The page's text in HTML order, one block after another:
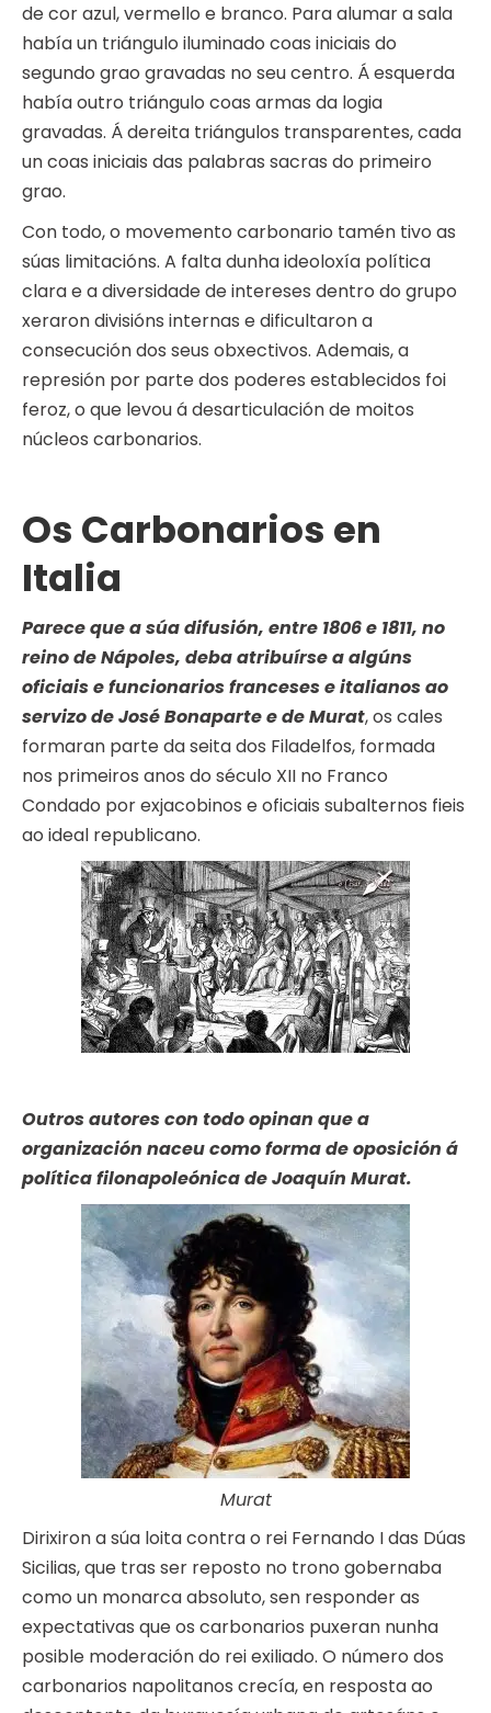
de cor azul, vermello e branco. Para alumar a sala
había un triángulo iluminado coas iniciais do
segundo grao gravadas no seu centro. Á esquerda
había outro triángulo coas armas da logia
gravadas. Á dereita triángulos transparentes, cada
un coas iniciais das palabras sacras do primeiro
grao.
Con todo, o movemento carbonario tamén tivo as
súas limitacións. A falta dunha ideoloxía política
clara e a diversidade de intereses dentro do grupo
xeraron divisións internas e dificultaron a
consecución dos seus obxectivos. Ademais, a
represión por parte dos poderes establecidos foi
feroz, o que levou á desarticulación de moitos
núcleos carbonarios.
Os Carbonarios en
Italia
Parece que a súa difusión, entre 1806 e 1811, no
reino de Nápoles, deba atribuírse a algúns
oficiais e funcionarios franceses e italianos ao
servizo de José Bonaparte e de Murat, os cales
formaran parte da seita dos Filadelfos, formada
nos primeiros anos do século XII no Franco
Condado por exjacobinos e oficiais subalternos fieis
ao ideal republicano.
Outros autores con todo opinan que a
organización naceu como forma de oposición á
política filonapoleónica de Joaquín Murat.
Murat
Dirixiron a súa loita contra o rei Fernando I das Dúas
Sicilias, que tras ser reposto no trono gobernaba
como un monarca absoluto, sen responder as
expectativas que os carbonarios puxeran nunha
posible moderación do rei exiliado. O número dos
carbonarios napolitanos crecía, en resposta ao